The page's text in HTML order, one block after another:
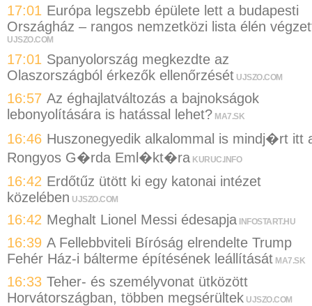
17:01 Európa legszebb épülete lett a budapesti
Országház – rangos nemzetközi lista élén
UJSZO.COM
17:01 Spanyolország megkezdte az
Olaszországból érkezők ellenőrzését UJSZO.COM
16:57 Az éghajlatváltozás a bajnokságok
lebonyolítására is hatással lehet? MA7.SK
16:46 Huszonegyedik alkalommal is mindj�rt itt
Rongyos G�rda Eml�kt�ra KURUC.INFO
16:42 Erdőtűz ütött ki egy katonai intézet
közelében UJSZO.COM
16:42 Meghalt Lionel Messi édesapja INFOSTART.HU
16:39 A Fellebbviteli Bíróság elrendelte Trump
Fehér Ház-i bálterme építésének leállítását MA7.SK
16:33 Teher- és személyvonat ütközött
Horvátországban, többen megsérültek UJSZO.COM